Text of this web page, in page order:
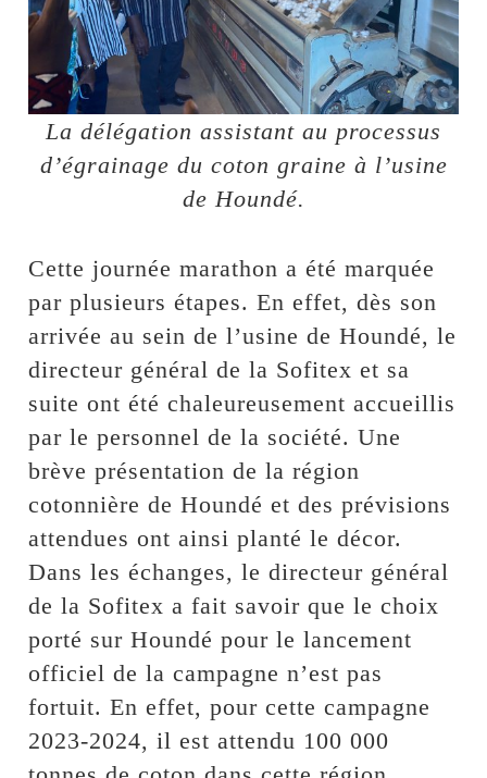
La délégation assistant au processus
d’égrainage du coton graine à l’usine
de Houndé.
Cette journée marathon a été marquée
par plusieurs étapes. En effet, dès son
arrivée au sein de l’usine de Houndé, le
directeur général de la Sofitex et sa
suite ont été chaleureusement accueillis
par le personnel de la société. Une
brève présentation de la région
cotonnière de Houndé et des prévisions
attendues ont ainsi planté le décor.
Dans les échanges, le directeur général
de la Sofitex a fait savoir que le choix
porté sur Houndé pour le lancement
officiel de la campagne n’est pas
fortuit. En effet, pour cette campagne
2023-2024, il est attendu 100 000